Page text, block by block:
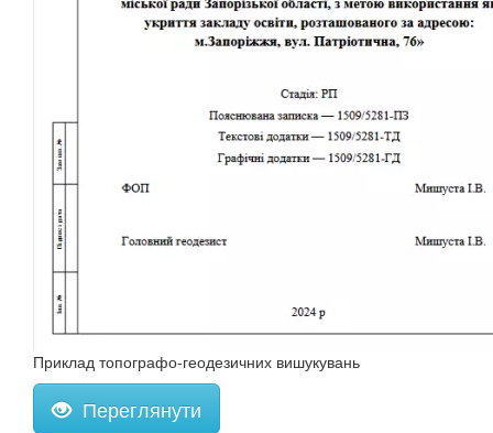
Приклад топографо-геодезичних вишукувань
Переглянути